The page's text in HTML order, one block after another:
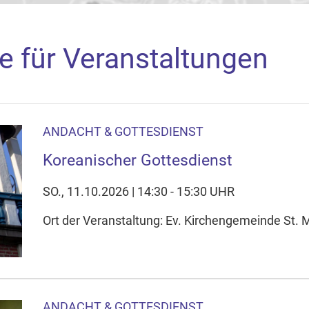
akzeptieren Sie, dass die Anwendung Google Maps beim
Gerät setzt, z.B. zwecks Reichweitenmessung und
Ihre Cookie-Einstellungen anpassen
für Veranstaltungen
ANDACHT & GOTTESDIENST
Koreanischer Gottesdienst
SO., 11.10.2026 | 14:30 - 15:30 UHR
Ort der Veranstaltung: Ev. Kirchengemeinde St.